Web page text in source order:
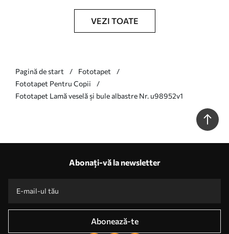
VEZI TOATE
Pagină de start
Fototapet
Fototapet Pentru Copii
Fototapet Lamă veselă și bule albastre Nr. u98952v1
Abonați-vă la newsletter
Abonează-te